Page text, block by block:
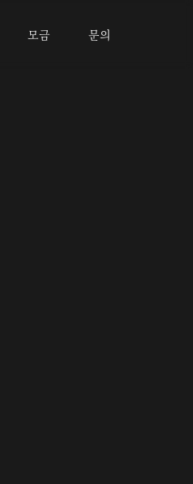
모금 문의